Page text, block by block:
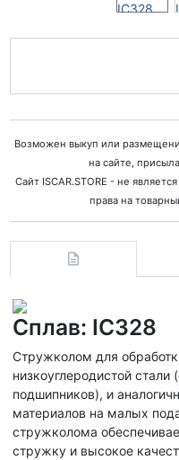
Возможен выкуп или
на сайте,
Сайт ISCAR.STORE - не
права на
Сплав: IC328
Стружколом для
низкоуглеродистой стали
подшипников), и
материалов на малых
стружколома
стружку и высокое